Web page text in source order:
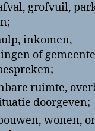
grofvuil,
inkomen,
of
ruimte,
doorgeven;
wonen,